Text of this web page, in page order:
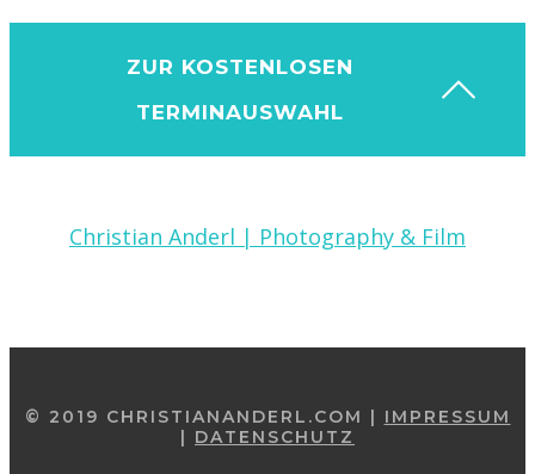
ZUR KOSTENLOSEN
TERMINAUSWAHL
Christian Anderl | Photography & Film
© 2019 CHRISTIANANDERL.COM | IMPRESSUM
| DATENSCHUTZ